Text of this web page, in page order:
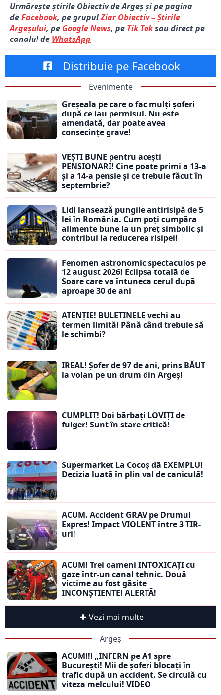
Urmărește știrile Obiectiv de Argeș și pe pagina
deFacebook, pe grupulZiar Obiectiv – Știrile
Argeșului, pe Google News, pe Tik Toksau direct pe
canalul de WhatsApp
Distribuie pe Facebook
Evenimente
Greșeala pe care o fac mulți șoferi
după ce iau permisul. Nu este
amendată, dar poate avea
consecințe grave!
VEȘTI BUNE pentru acești
PENSIONARI! Cine poate primi a 13-a
și a 14-a pensie și ce trebuie făcut în
septembrie?
Lidl lansează pungile antirisipă de 5
lei în România. Cum poți cumpăra
alimente bune la un preț simbolic și
contribui la reducerea risipei!
Fenomen astronomic spectaculos pe
12 august 2026! Eclipsa totală de
Soare care va întuneca cerul după
aproape 30 de ani
ATENȚIE! BULETINELE vechi au
termen limită! Până când trebuie să
le schimbi?
IREAL! Șofer de 97 de ani, prins BĂUT
la volan pe un drum din Argeș!
CUMPLIT! Doi bărbați LOVIȚI de
fulger! Sunt în stare critică!
Supermarket La Cocoș dă EXEMPLU!
Decizia luată în plin val de caniculă!
ACUM. Accident GRAV pe Drumul
Expres! Impact VIOLENT între 3 TIR-
uri!
ACUM! Trei oameni INTOXICAȚI cu
gaze într-un canal tehnic. Două
victime au fost găsite
INCONȘTIENTE! ALERTĂ!
Vezi mai multe
Argeș
ACUM!!! „INFERN pe A1 spre
București! Mii de șoferi blocați în
trafic după un accident. Se circulă cu
viteza melcului! VIDEO